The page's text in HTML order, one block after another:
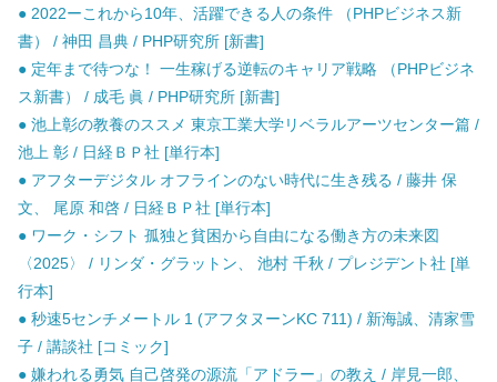
● 2022ーこれから10年、活躍できる人の条件 （PHPビジネス新
書） / 神田 昌典 / PHP研究所 [新書]
● 定年まで待つな！ 一生稼げる逆転のキャリア戦略 （PHPビジネ
ス新書） / 成毛 眞 / PHP研究所 [新書]
● 池上彰の教養のススメ 東京工業大学リベラルアーツセンター篇 /
池上 彰 / 日経ＢＰ社 [単行本]
● アフターデジタル オフラインのない時代に生き残る / 藤井 保
文、 尾原 和啓 / 日経ＢＰ社 [単行本]
● ワーク・シフト 孤独と貧困から自由になる働き方の未来図
〈2025〉 / リンダ・グラットン、 池村 千秋 / プレジデント社 [単
行本]
● 秒速5センチメートル 1 (アフタヌーンKC 711) / 新海誠、清家雪
子 / 講談社 [コミック]
● 嫌われる勇気 自己啓発の源流「アドラー」の教え / 岸見一郎、